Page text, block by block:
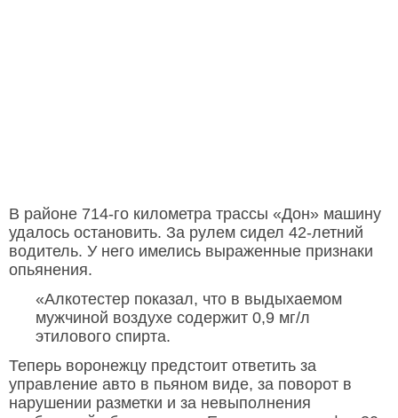
В районе 714-го километра трассы «Дон» машину
удалось остановить. За рулем сидел 42-летний
водитель. У него имелись выраженные признаки
опьянения.
«Алкотестер показал, что в выдыхаемом
мужчиной воздухе содержит 0,9 мг/л
этилового спирта.
Теперь воронежцу предстоит ответить за
управление авто в пьяном виде, за поворот в
нарушении разметки и за невыполнения